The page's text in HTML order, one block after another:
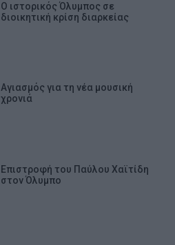
Ο ιστορικός Όλυμπος σε
διοικητική κρίση διαρκείας
Αγιασμός για τη νέα μουσική
χρονιά
Επιστροφή του Παύλου Χαϊτίδη
στον Όλυμπο